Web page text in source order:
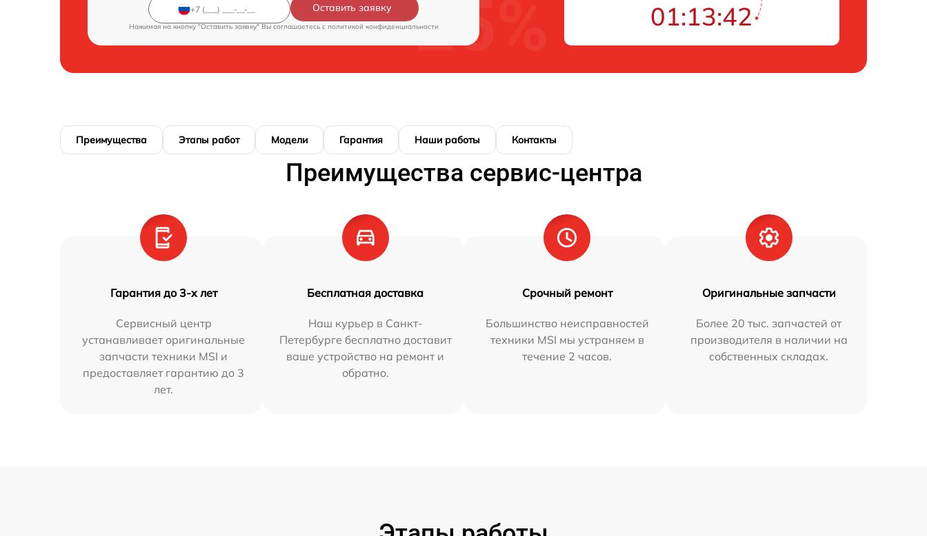
Оставить заявку
Нажимая на кнопку "Оставить заявку" Вы соглашаетесь c политикой конфиденциальности 01:13:41
Преимущества Этапы работ Модели Гарантия Наши работы Контакты
Преимущества сервис-центра
Гарантия до 3-х лет
Сервисный центр
устанавливает оригинальные
запчасти техники MSI и
предоставляет гарантию до 3
лет.
Бесплатная доставка
Наш курьер в Санкт-
Петербурге бесплатно доставит
ваше устройство на ремонт и
обратно.
Срочный ремонт
Большинство неисправностей
техники MSI мы устраняем в
течение 2 часов.
Оригинальные запчасти
Более 20 тыс. запчастей от
производителя в наличии на
собственных складах.